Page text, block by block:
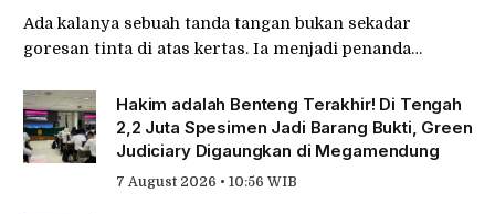
Ada kalanya sebuah tanda tangan bukan sekadar
goresan tinta di atas kertas. Ia menjadi penanda…
Hakim adalah Benteng Terakhir! Di Tengah
2,2 Juta Spesimen Jadi Barang Bukti, Green
Judiciary Digaungkan di Megamendung
7 August 2026 • 10:56 WIB